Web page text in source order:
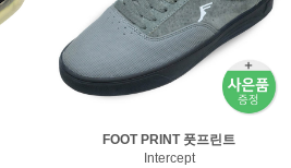
FOOT PRINT 풋프린트
Intercept